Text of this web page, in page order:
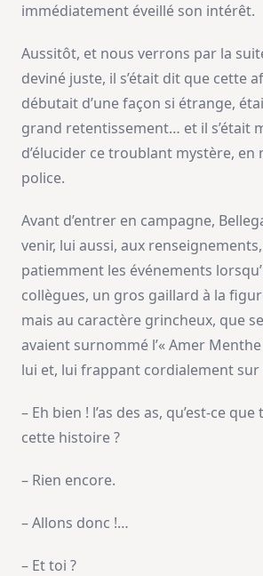
immédiatement éveillé son intérêt.
Aussitôt, et nous verrons par la
deviné juste, il s’était dit que cette
débutait d’une façon si étrange,
grand retentissement… et il s’était
d’élucider ce troublant mystère, en
police.
Avant d’entrer en campagne,
venir, lui aussi, aux
patiemment les événements
collègues, un gros gaillard à la
mais au caractère grincheux, que
avaient surnommé l’« Amer Menthe
lui et, lui frappant cordialement sur
– Eh bien ! l’as des as, qu’est-ce
cette histoire ?
– Rien encore.
– Allons donc !…
– Et toi ?